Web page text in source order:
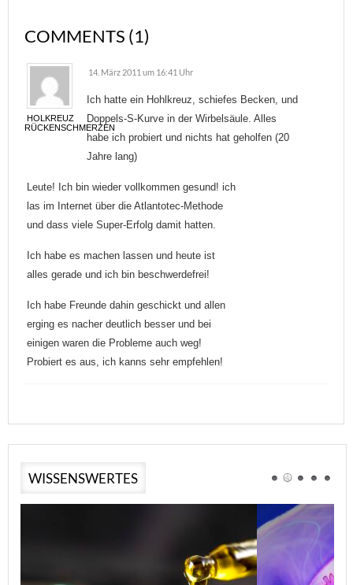
COMMENTS (1)
HOLKREUZ
RÜCKENSCHMERZEN
14. März 2011 um 16:41 Uhr
Ich hatte ein Hohlkreuz, schiefes Becken, und
Doppels-S-Kurve in der Wirbelsäule. Alles
habe ich probiert und nichts hat geholfen (20
Jahre lang)
Leute! Ich bin wieder vollkommen gesund! ich
las im Internet über die Atlantotec-Methode
und dass viele Super-Erfolg damit hatten.
Ich habe es machen lassen und heute ist
alles gerade und ich bin beschwerdefrei!
Ich habe Freunde dahin geschickt und allen
erging es nacher deutlich besser und bei
einigen waren die Probleme auch weg!
Probiert es aus, ich kanns sehr empfehlen!
WISSENSWERTES